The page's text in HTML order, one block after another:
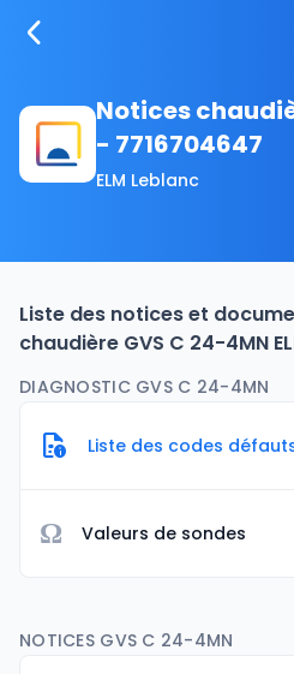
Notices
- 7716704647
ELM Leblanc
Liste des notices et
chaudière GVS C 24-4MN
DIAGNOSTIC GVS C 24-4MN
Liste des codes
Ω Valeurs de sondes
NOTICES GVS C 24-4MN